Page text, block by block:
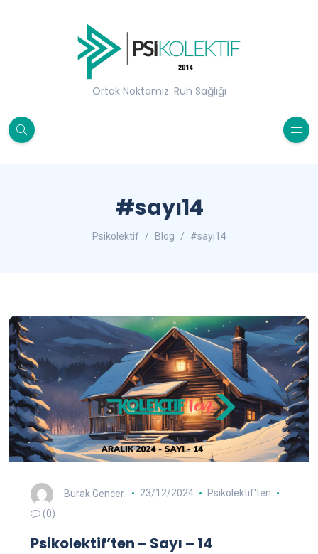
Ortak Noktamız: Ruh Sağlığı
#sayı14
Psikolektif Blog #sayı14
Burak Gencer 23/12/2024
Psikolektif'ten
(0)
Psikolektif’ten – Sayı – 14